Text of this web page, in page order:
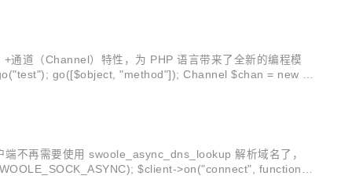
通道（Channel）特性，为 PHP 语言带来了全新的编程模
go([$object, "method"]); Channel $chan = new c
不再需要使用 swoole_async_dns_lookup 解析域名了，
$client->on("connect", function(s